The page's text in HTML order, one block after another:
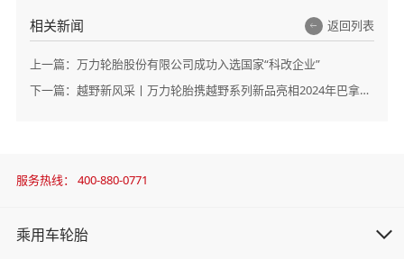
相关新闻 返回列表
上一篇： 万力轮胎股份有限公司成功入选国家“科改企业”
下一篇： 越野新风采丨万力轮胎携越野系列新品亮相2024年巴拿马轮胎展览会
服务热线： 400-880-0771
乘用车轮胎